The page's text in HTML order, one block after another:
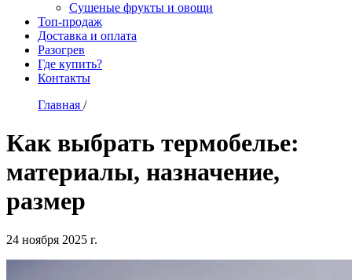
Сушеные фрукты и овощи
Топ-продаж
Доставка и оплата
Разогрев
Где купить?
Контакты
Главная /
Как выбрать термобелье:
материалы, назначение,
размер
24 ноября 2025 г.